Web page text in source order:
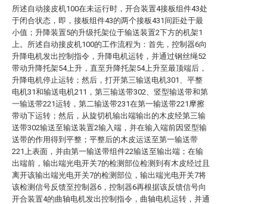
所述自动接皮机100在未运行时，开合装置4接板组件43处
于闭合状态，即，接板组件43的两个接板431间距处于最
小值；升降装置5的升级托架位于输送装置2下方的机架1
上。所述自动接皮机100的工作流程为：首先，控制器6向
升降电机发出控制指令，升降电机运转，并通过钢丝绳52
带动升降托架54上升，直至升降托架54上升至最顶端后，
升降电机停止运转；然后，打开第三输送电机301、平整
电机31和输送电机211，第三输送带302、竖型输送带和第
一输送带221运转，第二输送带231在第一输送带221摩擦
带动下运转；然后，从旋切机输出端输出的木皮经第三输
送带302输送至输送装置2输入端，并在输入端前因竖型输
送带的作用得到平整；平整后的木皮运送至第一输送带
221上表面，并由第一输送带组件22输送至输出端；在输
出端前，输出端光电开关7的检测部位检测到有木皮经过且
离开该输出端光电开关7的检测部位，输出端光电开关7将
该检测信号反馈至控制器6，控制器6再根据该反馈信号向
开合装置4的曲轴电机发出控制指令，曲轴电机运转，并通